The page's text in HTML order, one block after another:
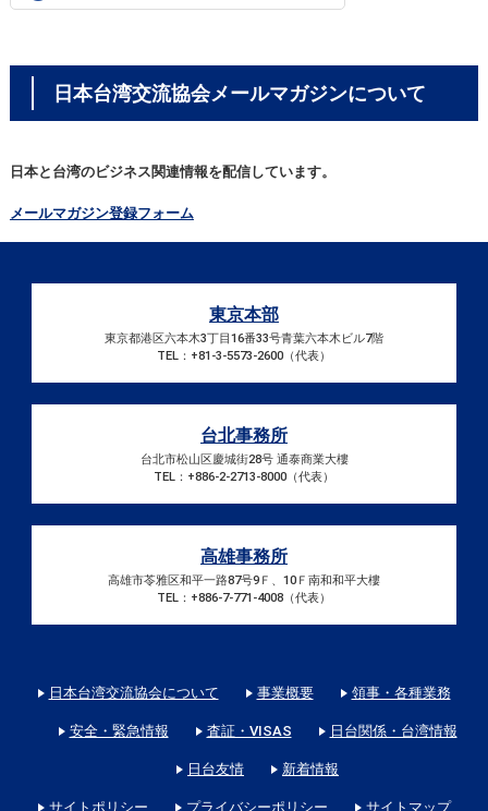
日本台湾交流協会メールマガジンについて
日本と台湾のビジネス関連情報を配信しています。
メールマガジン登録フォーム
東京本部
東京都港区六本木3丁目16番33号青葉六本木ビル7階
TEL：+81-3-5573-2600（代表）
台北事務所
台北市松山区慶城街28号 通泰商業大樓
TEL：+886-2-2713-8000（代表）
高雄事務所
高雄市苓雅区和平一路87号9Ｆ、10Ｆ南和和平大樓
TEL：+886-7-771-4008（代表）
日本台湾交流協会について 事業概要 領事・各種業務
安全・緊急情報 査証・VISAS 日台関係・台湾情報
日台友情 新着情報
サイトポリシー プライバシーポリシー サイトマップ